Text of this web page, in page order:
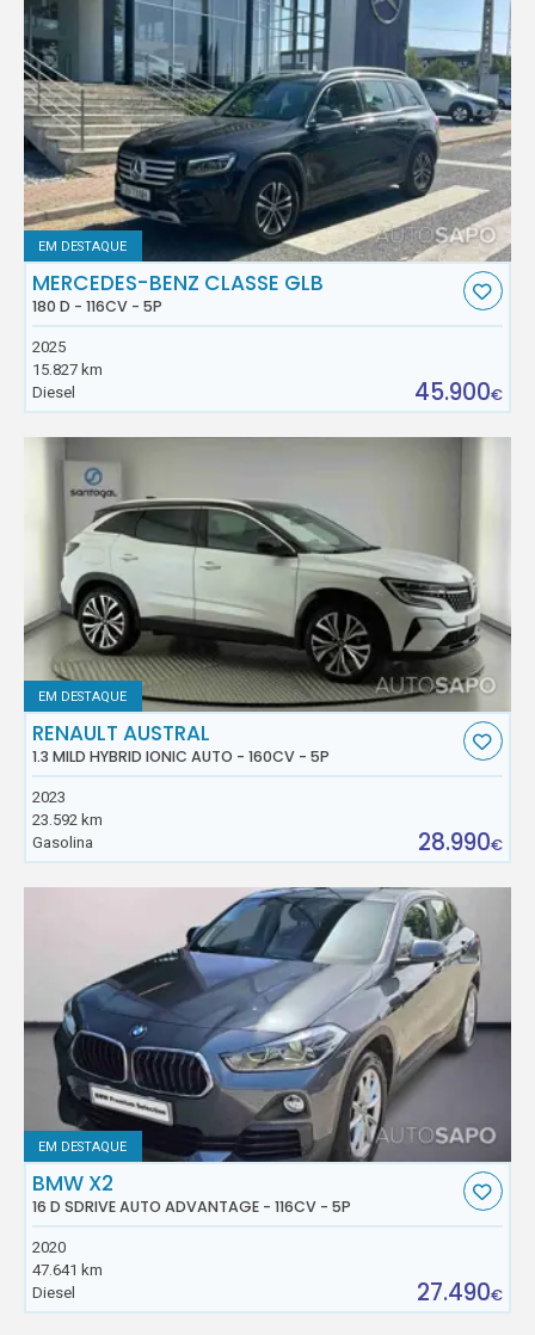
EM DESTAQUE
MERCEDES-BENZ CLASSE GLB
180 D - 116CV - 5P
2025
15.827 km
Diesel
45.900€
EM DESTAQUE
RENAULT AUSTRAL
1.3 MILD HYBRID IONIC AUTO - 160CV - 5P
2023
23.592 km
Gasolina
28.990€
EM DESTAQUE
BMW X2
16 D SDRIVE AUTO ADVANTAGE - 116CV - 5P
2020
47.641 km
Diesel
27.490€